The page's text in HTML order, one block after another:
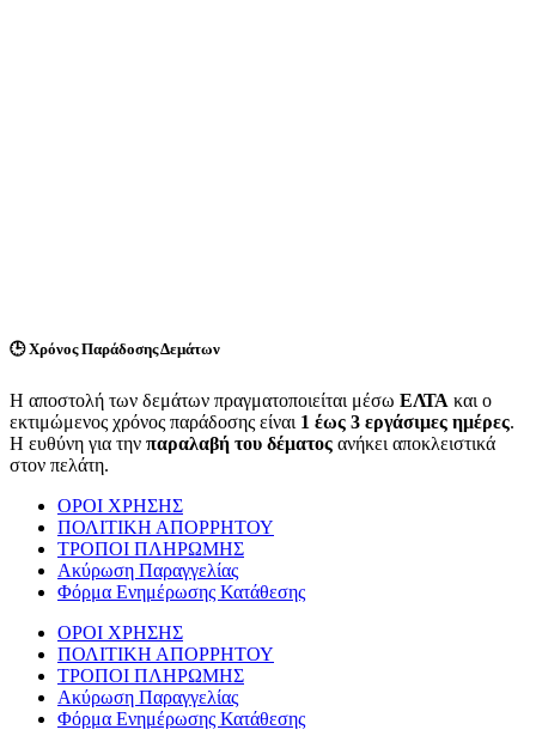
🕒Χρόνος Παράδοσης Δεμάτων
Η αποστολή των δεμάτων πραγματοποιείται μέσω ΕΛΤΑ και ο
εκτιμώμενος χρόνος παράδοσης είναι 1 έως 3 εργάσιμες ημέρες.
Η ευθύνη για την παραλαβή του δέματος ανήκει αποκλειστικά
στον πελάτη.
ΟΡΟΙ ΧΡΗΣΗΣ
ΠΟΛΙΤΙΚΗ ΑΠΟΡΡΗΤΟΥ
ΤΡΟΠΟΙ ΠΛΗΡΩΜΗΣ
Ακύρωση Παραγγελίας
Φόρμα Ενημέρωσης Κατάθεσης
ΟΡΟΙ ΧΡΗΣΗΣ
ΠΟΛΙΤΙΚΗ ΑΠΟΡΡΗΤΟΥ
ΤΡΟΠΟΙ ΠΛΗΡΩΜΗΣ
Ακύρωση Παραγγελίας
Φόρμα Ενημέρωσης Κατάθεσης